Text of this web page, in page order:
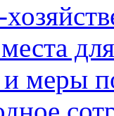
меры